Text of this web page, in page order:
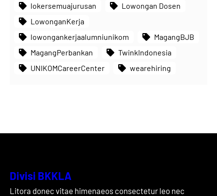
lokersemuajurusan
Lowongan Dosen
LowonganKerja
lowongankerjaalumniunikom
MagangBJB
MagangPerbankan
TwinkIndonesia
UNIKOMCareerCenter
wearehiring
Divisi BKKLA
Litora donec vitae himenaeos consectetur leo nec